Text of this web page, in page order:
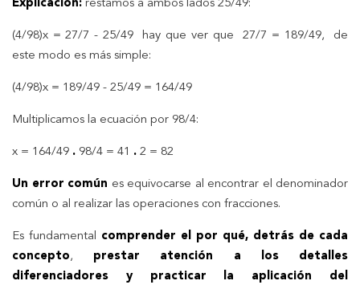
Explicación: restamos a ambos lados 25/49:
(4/98)x = 27/7 - 25/49 hay que ver que 27/7 = 189/49, de
este modo es más simple:
(4/98)x = 189/49 - 25/49 = 164/49
Multiplicamos la ecuación por 98/4:
x = 164/49 . 98/4 = 41 . 2 = 82
Un error común es equivocarse al encontrar el denominador
común o al realizar las operaciones con fracciones.
Es fundamental comprender el por qué, detrás de cada
concepto, prestar atención a los detalles
diferenciadores y practicar la aplicación del